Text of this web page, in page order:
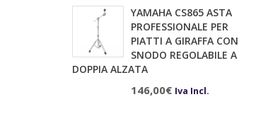
YAMAHA CS865 ASTA
PROFESSIONALE PER
PIATTI A GIRAFFA CON
SNODO REGOLABILE A
DOPPIA ALZATA
146,00€ Iva Incl.